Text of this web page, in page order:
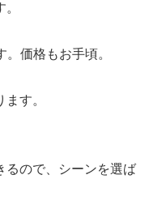
価格もお手頃。
す。
るので、シーンを選ば